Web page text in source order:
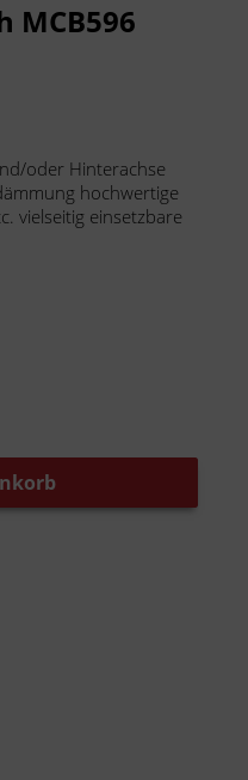
MCB596
oder Hinterachse
hochwertige
vielseitig einsetzbare